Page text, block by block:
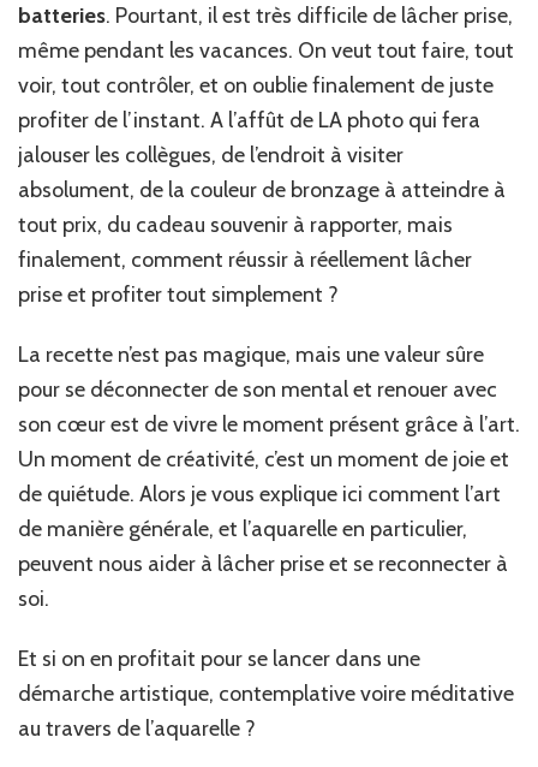
batteries. Pourtant, il est très difficile de lâcher prise,
même pendant les vacances. On veut tout faire, tout
voir, tout contrôler, et on oublie finalement de juste
profiter de l’instant. A l’affût de LA photo qui fera
jalouser les collègues, de l’endroit à visiter
absolument, de la couleur de bronzage à atteindre à
tout prix, du cadeau souvenir à rapporter, mais
finalement, comment réussir à réellement lâcher
prise et profiter tout simplement ?
La recette n’est pas magique, mais une valeur sûre
pour se déconnecter de son mental et renouer avec
son cœur est de vivre le moment présent grâce à l’art.
Un moment de créativité, c’est un moment de joie et
de quiétude. Alors je vous explique ici comment l’art
de manière générale, et l’aquarelle en particulier,
peuvent nous aider à lâcher prise et se reconnecter à
soi.
Et si on en profitait pour se lancer dans une
démarche artistique, contemplative voire méditative
au travers de l’aquarelle ?